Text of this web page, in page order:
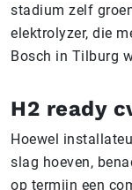
stadium zelf
elektrolyzer, die
Bosch in Tilburg
H2 ready
Hoewel
slag hoeven,
op termijn een